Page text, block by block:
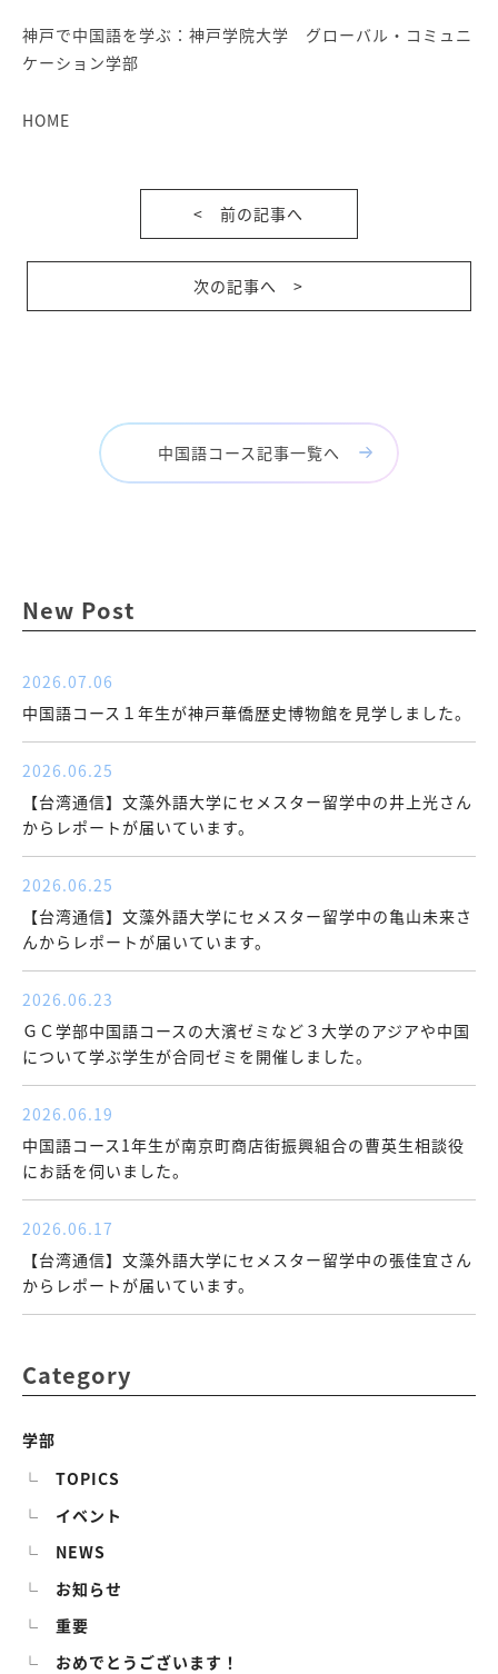
神戸で中国語を学ぶ：神戸学院大学 グローバル・コミュニ
ケーション学部
HOME
< 前の記事へ
次の記事へ >
中国語コース記事一覧へ
New Post
2026.07.06
中国語コース１年生が神戸華僑歴史博物館を見学しました。
2026.06.25
【台湾通信】文藻外語大学にセメスター留学中の井上光さん
からレポートが届いています。
2026.06.25
【台湾通信】文藻外語大学にセメスター留学中の亀山未来さ
んからレポートが届いています。
2026.06.23
ＧＣ学部中国語コースの大濱ゼミなど３大学のアジアや中国
について学ぶ学生が合同ゼミを開催しました。
2026.06.19
中国語コース1年生が南京町商店街振興組合の曹英生相談役
にお話を伺いました。
2026.06.17
【台湾通信】文藻外語大学にセメスター留学中の張佳宜さん
からレポートが届いています。
Category
学部
TOPICS
イベント
NEWS
お知らせ
重要
おめでとうございます！